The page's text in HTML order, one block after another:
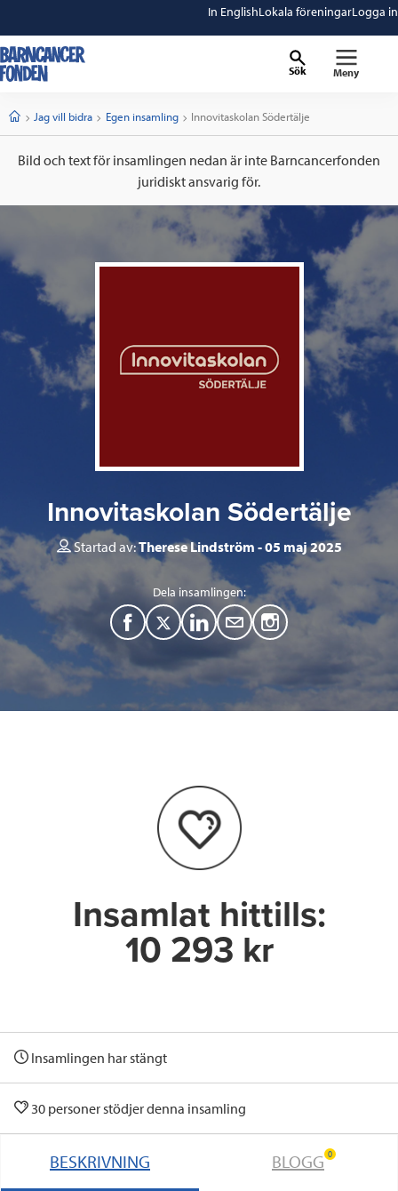
In EnglishLokala föreningarLogga in
Sök Meny
StartJag vill bidra Egen insamling Current:
Innovitaskolan Södertälje
Bild och text för insamlingen nedan är inte Barncancerfonden
juridiskt ansvarig för.
Innovitaskolan Södertälje
Startad av:Therese Lindström 05 maj 2025
Dela insamlingen:
F
T
w
e
L
i
I
n
M
Insamlat hittills:
10 293 kr
Insamlingen har stängt
30 personer stödjer denna insamling
BESKRIVNING BLOGG 0